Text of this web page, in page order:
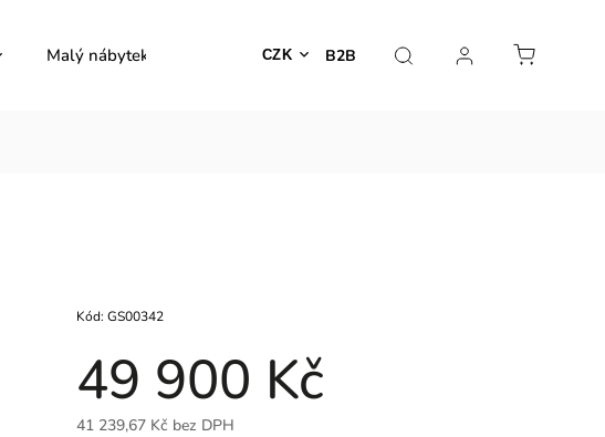
B2B
CZK
Malý nábytek Venkovní nábytek Dekorace
49 900 Kč
41 239,67 Kč bez DPH
Kód: GS00342